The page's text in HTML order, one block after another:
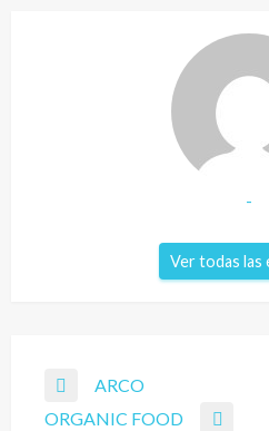
-
Ver todas las
ARCO
ORGANIC FOOD